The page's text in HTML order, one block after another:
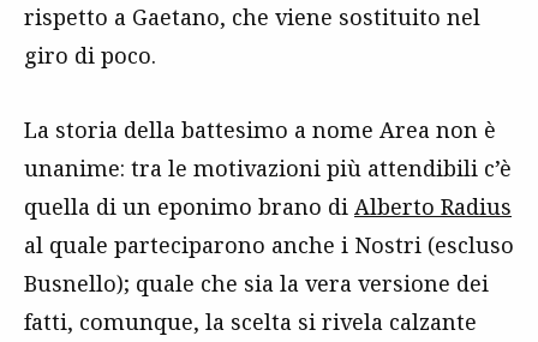
rispetto a Gaetano, che viene sostituito nel
giro di poco.
La storia della battesimo a nome Area non è
unanime: tra le motivazioni più attendibili c’è
quella di un eponimo brano di Alberto Radius
al quale parteciparono anche i Nostri (escluso
Busnello); quale che sia la vera versione dei
fatti, comunque, la scelta si rivela calzante